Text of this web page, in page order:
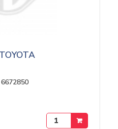
6672850